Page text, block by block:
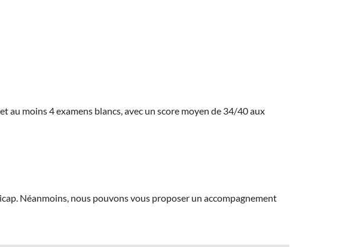
au moins 4 examens blancs, avec un score moyen de 34/40 aux
Néanmoins, nous pouvons vous proposer un accompagnement